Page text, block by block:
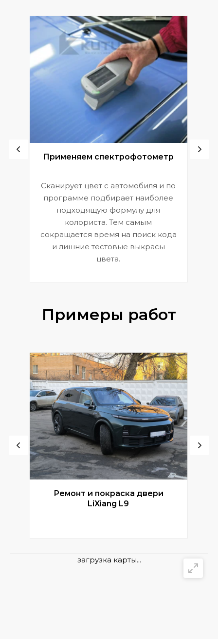
Применяем спектрофотометр
Сканирует цвет с автомобиля и по
программе подбирает наиболее
подходящую формулу для
колориста. Тем самым
сокращается время на поиск кода
и лишние тестовые выкрасы
цвета.
Примеры работ
Ремонт и покраска двери
LiXiang L9
загрузка карты...